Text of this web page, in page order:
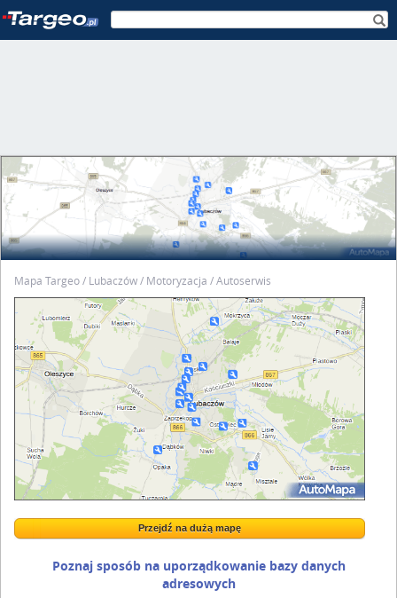
Mapa Targeo Lubaczów Motoryzacja Autoserwis
Wstaw tę mapkę na swoją stronę
Przejdź na dużą mapę
Przejdź na dużą mapę
Poznaj sposób na uporządkowanie bazy danych
adresowych